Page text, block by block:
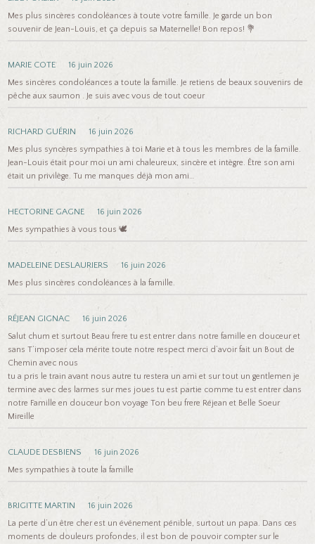
Mes plus sincères condoléances à toute votre famille. Je garde un bon
souvenir de Jean-Louis, et ça depuis sa Maternelle! Bon repos! 💐
MARIE COTE
16 juin 2026
Mes sincères condoléances a toute la famille. Je retiens de beaux souvenirs de
pêche aux saumon . Je suis avec vous de tout coeur
RICHARD GUÉRIN
16 juin 2026
Mes plus syncères sympathies à toi Marie et à tous les membres de la famille.
Jean-Louis était pour moi un ami chaleureux, sincère et intègre. Être son ami
était un privilège. Tu me manques déjà mon ami…
HECTORINE GAGNE
16 juin 2026
Mes sympathies à vous tous 🕊️
MADELEINE DESLAURIERS
16 juin 2026
Mes plus sincères condoléances à la famille.
RÉJEAN GIGNAC
16 juin 2026
Salut chum et surtout Beau frere tu est entrer dans notre famille en douceur et
sans T’imposer cela mérite toute notre respect merci d’avoir fait un Bout de
Chemin avec nous
tu a pris le train avant nous autre tu restera un ami et sur tout un gentlemen je
termine avec des larmes sur mes joues tu est partie comme tu est entrer dans
notre Famille en douceur bon voyage Ton beu frere Réjean et Belle Soeur
Mireille
CLAUDE DESBIENS
16 juin 2026
Mes sympathies à toute la famille
BRIGITTE MARTIN
16 juin 2026
La perte d’un être cher est un événement pénible, surtout un papa. Dans ces
moments de douleurs profondes, il est bon de pouvoir compter sur le